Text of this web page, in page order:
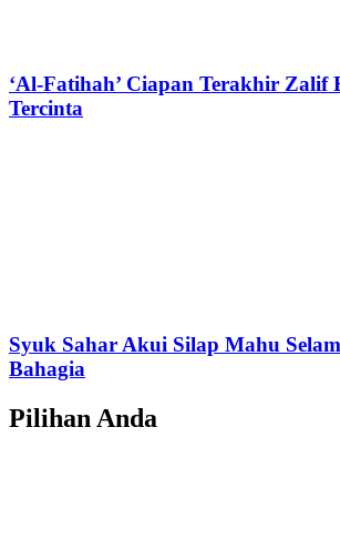
‘Al-Fatihah’ Ciapan Terakhir Zalif
Tercinta
Syuk Sahar Akui Silap Mahu
Bahagia
Pilihan Anda